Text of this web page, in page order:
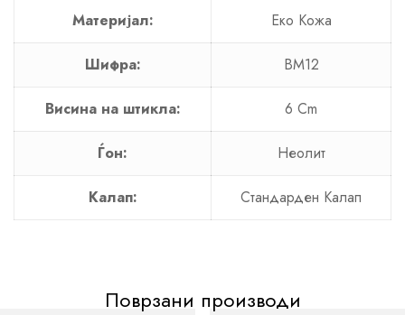
Материјал: Еко Кожа
Шифра: BM12
Висина на штикла: 6 Cm
Ѓон: Неолит
Калап: Стандарден Калап
Поврзани производи